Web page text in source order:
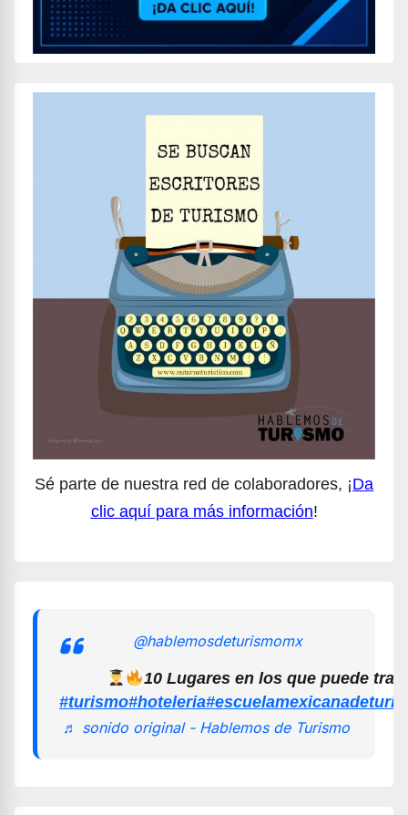
Sé parte de nuestra red de colaboradores, ¡Da
clic aquí para más información!
@hablemosdeturismomx
10 Lugares en los que puede
#turismo#hoteleria
♬ sonido original - Hablemos de Turismo